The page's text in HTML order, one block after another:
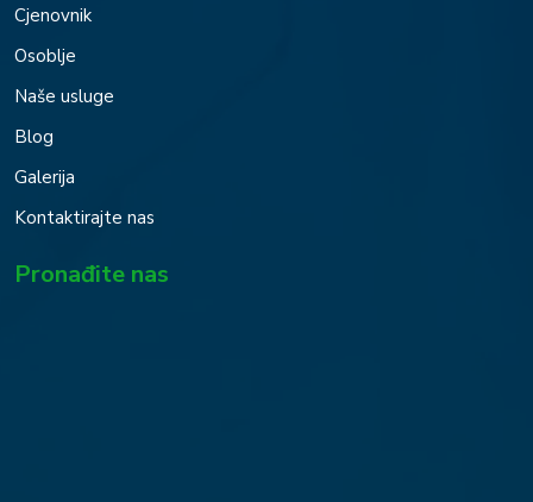
Cjenovnik
Osoblje
Naše usluge
Blog
Galerija
Kontaktirajte nas
Pronađite nas